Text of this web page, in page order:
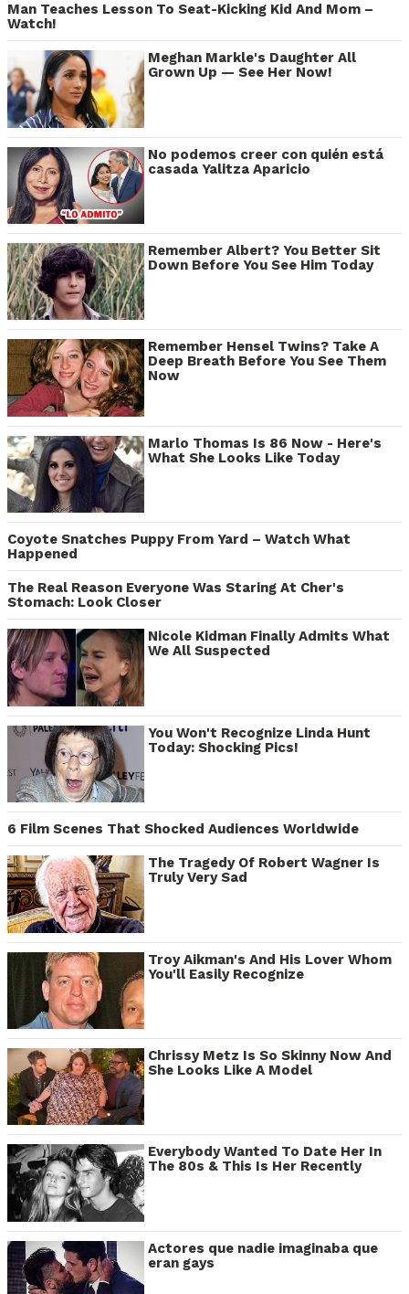
Man Teaches Lesson To Seat-Kicking Kid And Mom –
Watch!
Meghan Markle's Daughter All
Grown Up — See Her Now!
No podemos creer con quién está
casada Yalitza Aparicio
Remember Albert? You Better Sit
Down Before You See Him Today
Remember Hensel Twins? Take A
Deep Breath Before You See Them
Now
Marlo Thomas Is 86 Now - Here's
What She Looks Like Today
Coyote Snatches Puppy From Yard – Watch What
Happened
The Real Reason Everyone Was Staring At Cher's
Stomach: Look Closer
Nicole Kidman Finally Admits What
We All Suspected
You Won't Recognize Linda Hunt
Today: Shocking Pics!
6 Film Scenes That Shocked Audiences Worldwide
The Tragedy Of Robert Wagner Is
Truly Very Sad
Troy Aikman's And His Lover Whom
You'll Easily Recognize
Chrissy Metz Is So Skinny Now And
She Looks Like A Model
Everybody Wanted To Date Her In
The 80s & This Is Her Recently
Actores que nadie imaginaba que
eran gays